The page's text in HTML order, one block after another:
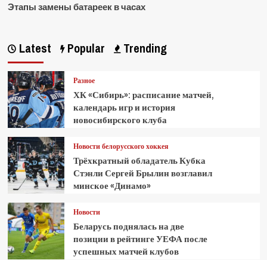
Этапы замены батареек в часах
Latest Popular Trending
Разное
ХК «Сибирь»: расписание матчей,
календарь игр и история
новосибирского клуба
Новости белорусского хоккея
Трёхкратный обладатель Кубка
Стэнли Сергей Брылин возглавил
минское «Динамо»
Новости
Беларусь поднялась на две
позиции в рейтинге УЕФА после
успешных матчей клубов